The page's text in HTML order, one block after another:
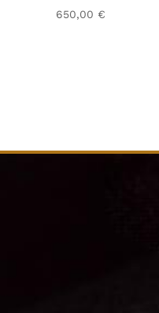
650,00 €